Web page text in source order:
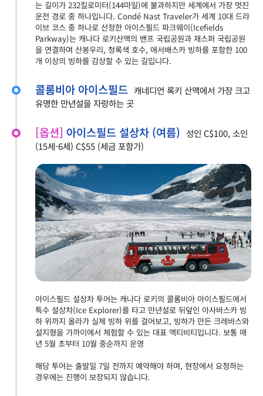
는 길이가 232킬로미터(144마일)에 불과하지만 세계에서 가장 멋진
운전 경로 중 하나입니다. Condé Nast Traveler가 세계 10대 드라
이브 코스 중 하나로 선정한 아이스필드 파크웨이(Icefields
Parkway)는 캐나다 로키산맥의 밴프 국립공원과 재스퍼 국립공원
을 연결하며 산봉우리, 청록색 호수, 애서배스카 빙하를 포함한 100
개 이상의 빙하를 감상할 수 있는 길입니다.
콜롬비아 아이스필드 캐네디언 록키 산맥에서 가장 크고
유명한 만년설을 자랑하는 곳
[옵션] 아이스필드 설상차 (여름) 성인 C$100, 소인
(15세-6세) C$55 (세금 포함가)
아이스필드 설상차 투어는 캐나다 로키의 콜롬비아 아이스필드에서
특수 설상차(Ice Explorer)를 타고 만년설로 뒤덮인 아사바스카 빙
하 위까지 올라가 실제 빙하 위를 걸어보고, 빙하가 만든 크레바스와
설지형을 가까이에서 체험할 수 있는 대표 액티비티입니다. 보통 매
년 5월 초부터 10월 중순까지 운영
해당 투어는 출발일 7일 전까지 예약해야 하며, 현장에서 요청하는
경우에는 진행이 보장되지 않습니다.